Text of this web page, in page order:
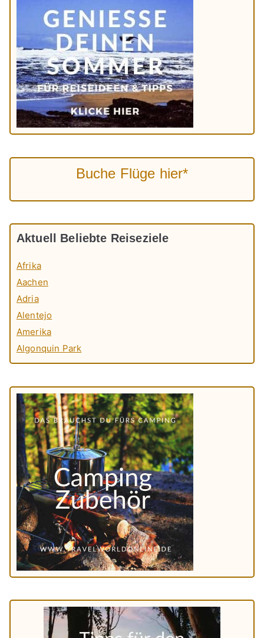
Buche Flüge hier*
Aktuell Beliebte Reiseziele
Afrika
Aachen
Adria
Alentejo
Amerika
Algonquin Park